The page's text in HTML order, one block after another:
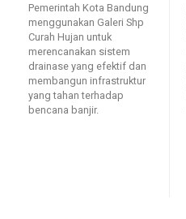
Pemerintah Kota Bandung
menggunakan Galeri Shp
Curah Hujan untuk
merencanakan sistem
drainase yang efektif dan
membangun infrastruktur
yang tahan terhadap
bencana banjir.